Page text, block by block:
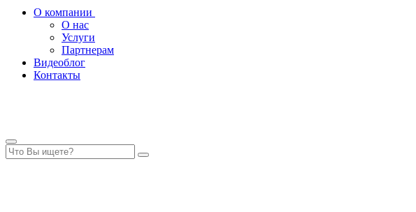
О компании
О нас
Услуги
Партнерам
Видеоблог
Контакты